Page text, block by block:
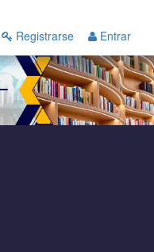
Registrarse Entrar